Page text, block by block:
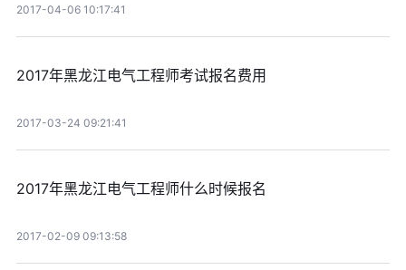
2017-04-06 10:17:41
2017年黑龙江电气工程师考试报名费用
2017-03-24 09:21:41
2017年黑龙江电气工程师什么时候报名
2017-02-09 09:13:58